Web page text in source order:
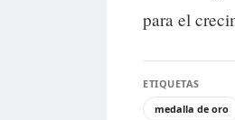
para el
ETIQUETAS
medalla de oro